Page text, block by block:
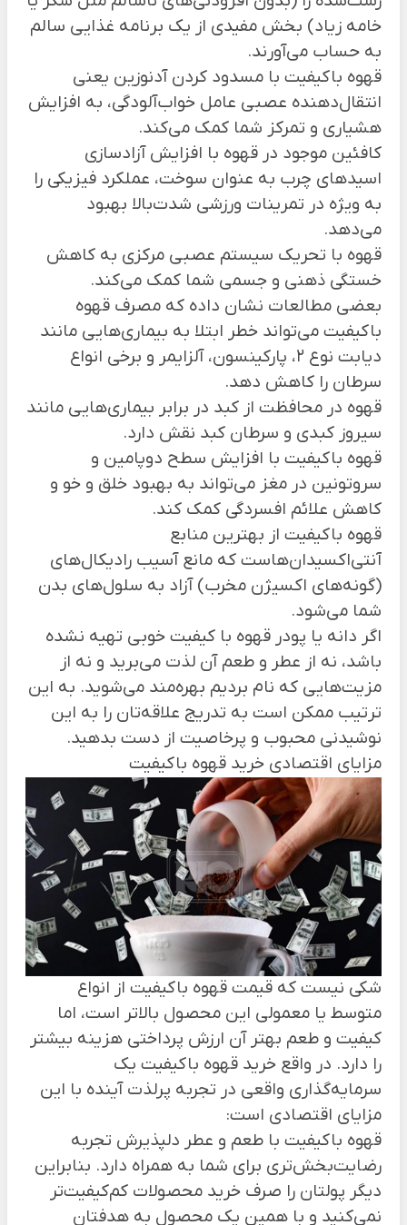
خامه زیاد) بخش مفیدی از یک برنامه غذایی سالم
به حساب می‌آورند.
قهوه باکیفیت با مسدود کردن آدنوزین یعنی
انتقال‌دهنده عصبی عامل خواب‌آلودگی، به افزایش
هشیاری و تمرکز شما کمک می‌کند.
کافئین موجود در قهوه با افزایش آزادسازی
اسید‌های چرب به عنوان سوخت، عملکرد فیزیکی را
به ویژه در تمرینات ورزشی شدت‌بالا بهبود
می‌دهد.
قهوه با تحریک سیستم عصبی مرکزی به کاهش
خستگی ذهنی و جسمی شما کمک می‌کند.
بعضی مطالعات نشان داده که مصرف قهوه
باکیفیت می‌تواند خطر ابتلا به بیماری‌هایی مانند
دیابت نوع 2، پارکینسون، آلزایمر و برخی انواع
سرطان را کاهش دهد.
قهوه در محافظت از کبد در برابر بیماری‌هایی مانند
سیروز کبدی و سرطان کبد نقش دارد.
قهوه باکیفیت با افزایش سطح دوپامین و
سروتونین در مغز می‌تواند به بهبود خلق و خو و
کاهش علائم افسردگی کمک کند.
قهوه باکیفیت از بهترین منابع
آنتی‌اکسیدان‌هاست که مانع آسیب رادیکال‌های
(گونه‌های اکسیژن مخرب) آزاد به سلول‌های بدن
شما می‌شود.
اگر دانه یا پودر قهوه با کیفیت خوبی تهیه نشده
باشد، نه از عطر و طعم آن لذت می‌برید و نه از
مزیت‌هایی که نام بردیم بهره‌مند می‌شوید. به این
ترتیب ممکن است به تدریج علاقه‌تان را به این
نوشیدنی محبوب و پرخاصیت از دست بدهید.
مزایای اقتصادی خرید قهوه باکیفیت
شکی نیست که قیمت قهوه باکیفیت از انواع
متوسط یا معمولی این محصول بالاتر است، اما
کیفیت و طعم بهتر آن ارزش پرداختی هزینه بیشتر
را دارد. در واقع خرید قهوه باکیفیت یک
سرمایه‌گذاری واقعی در تجربه پرلذت آینده با این
مزایای اقتصادی است:
قهوه باکیفیت با طعم و عطر دلپذیرش تجربه
رضایت‌بخش‌تری برای شما به همراه دارد. بنابراین
دیگر پولتان را صرف خرید محصولات کم‌کیفیت‌تر
نمی‌کنید و با همین یک محصول به هدفتان